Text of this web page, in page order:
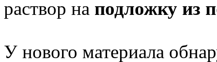
раствор на подложку из
У нового материала